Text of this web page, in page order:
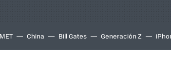
China Bill Gates Generación Z